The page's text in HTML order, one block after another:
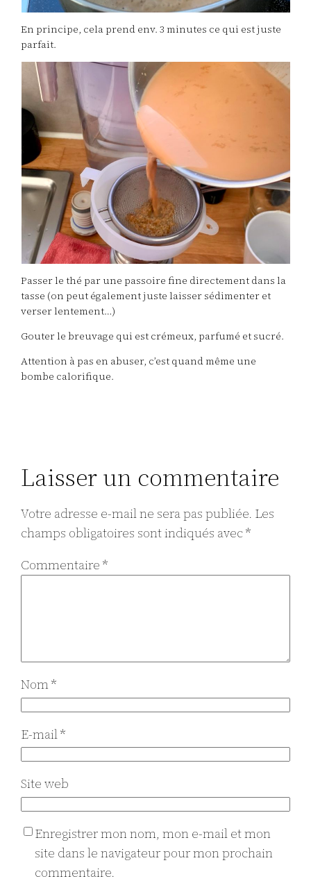
En principe, cela prend env. 3 minutes ce qui est juste
parfait.
Passer le thé par une passoire fine directement dans la
tasse (on peut également juste laisser sédimenter et
verser lentement…)
Gouter le breuvage qui est crémeux, parfumé et sucré.
Attention à pas en abuser, c’est quand même une
bombe calorifique.
Laisser un commentaire
Votre adresse e-mail ne sera pas publiée. Les
champs obligatoires sont indiqués avec*
Commentaire*
Nom*
E-mail*
Site web
Enregistrer mon nom, mon e-mail et mon
site dans le navigateur pour mon prochain
commentaire.